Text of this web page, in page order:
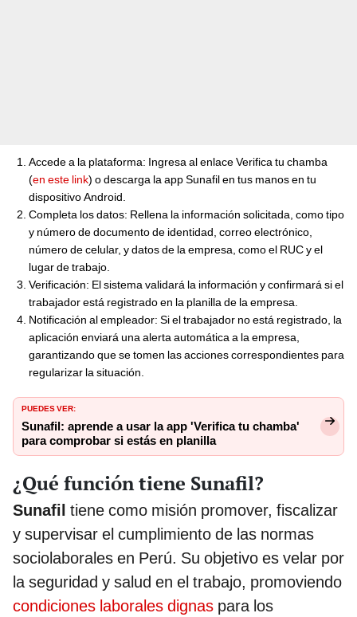
Accede a la plataforma: Ingresa al enlace Verifica tu chamba
(en este link) o descarga la app Sunafil en tus manos en tu
dispositivo Android.
Completa los datos: Rellena la información solicitada, como tipo
y número de documento de identidad, correo electrónico,
número de celular, y datos de la empresa, como el RUC y el
lugar de trabajo.
Verificación: El sistema validará la información y confirmará si el
trabajador está registrado en la planilla de la empresa.
Notificación al empleador: Si el trabajador no está registrado, la
aplicación enviará una alerta automática a la empresa,
garantizando que se tomen las acciones correspondientes para
regularizar la situación.
PUEDES VER:
Sunafil: aprende a usar la app 'Verifica tu chamba'
para comprobar si estás en planilla
¿Qué función tiene Sunafil?
Sunafil tiene como misión promover, fiscalizar
y supervisar el cumplimiento de las normas
sociolaborales en Perú. Su objetivo es velar por
la seguridad y salud en el trabajo, promoviendo
condiciones laborales dignas para los